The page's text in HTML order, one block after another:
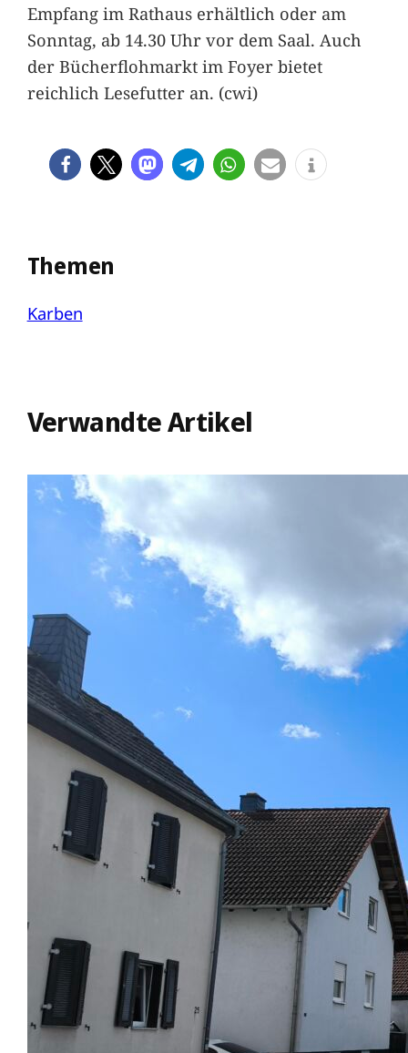
Empfang im Rathaus erhältlich oder am
Sonntag, ab 14.30 Uhr vor dem Saal. Auch
der Bücherflohmarkt im Foyer bietet
reichlich Lesefutter an. (cwi)
Themen
Karben
Verwandte Artikel